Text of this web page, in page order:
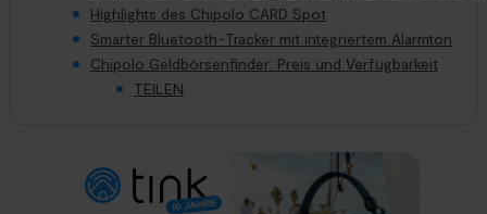
Highlights des Chipolo CARD Spot
Smarter Bluetooth-Tracker mit integriertem Alarmton
Chipolo Geldbörsenfinder: Preis und Verfügbarkeit
TEILEN